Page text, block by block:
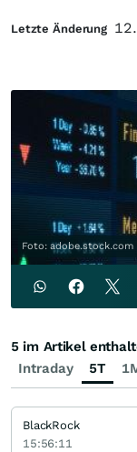
Foto: adobe.stock.com
Letzte Änderung
Intraday 5T
5 im Artikel
BlackRock
15:56:11